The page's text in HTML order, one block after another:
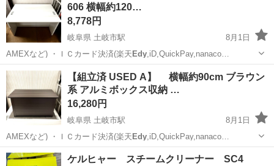
606 横幅約120…
8,778円
岐阜県 土岐市駅
8月1日
AMEXなど) ・ＩＣカード決済(楽天 Edy,iD,QuickPay,nanaco…
岐阜 土岐市 土岐市駅 オフィス用家具
【組立済 USED A】 横幅約90cm ブラウン
系 アルミボックス収納 …
16,280円
岐阜県 土岐市駅
8月1日
AMEXなど) ・ＩＣカード決済(楽天 Edy,iD,QuickPay,nanaco…
岐阜 土岐市
ケルヒャー スチームクリーナー SC4